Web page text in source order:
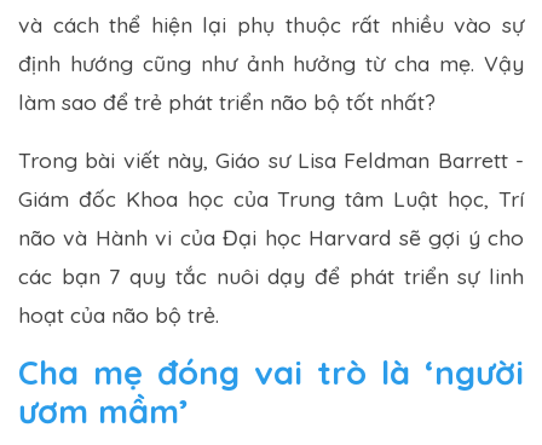
và cách thể hiện lại phụ thuộc rất nhiều vào sự
định hướng cũng như ảnh hưởng từ cha mẹ. Vậy
làm sao để trẻ phát triển não bộ tốt nhất?
Trong bài viết này, Giáo sư Lisa Feldman Barrett -
Giám đốc Khoa học của Trung tâm Luật học, Trí
não và Hành vi của Đại học Harvard sẽ gợi ý cho
các bạn 7 quy tắc nuôi dạy để phát triển sự linh
hoạt của não bộ trẻ.
Cha mẹ đóng vai trò là ‘người
ươm mầm’